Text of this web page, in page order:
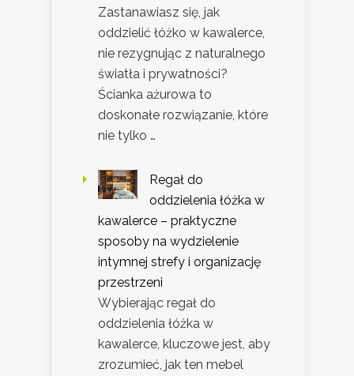
Zastanawiasz się, jak
oddzielić łóżko w kawalerce,
nie rezygnując z naturalnego
światła i prywatności?
Ścianka ażurowa to
doskonałe rozwiązanie, które
nie tylko …
Regał do
oddzielenia łóżka w
kawalerce – praktyczne
sposoby na wydzielenie
intymnej strefy i organizację
przestrzeni
Wybierając regał do
oddzielenia łóżka w
kawalerce, kluczowe jest, aby
zrozumieć, jak ten mebel